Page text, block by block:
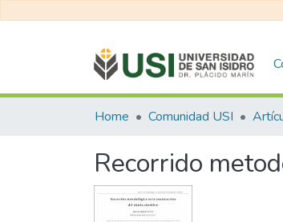
Home Comunidad USI
Recorrido